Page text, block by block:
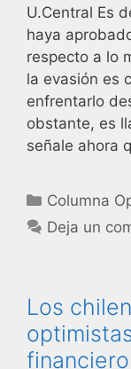
U.Central Es
haya
respecto a lo
la evasión es
enfrentarlo
obstante, es
señale ahora
Columna
Deja un
Los